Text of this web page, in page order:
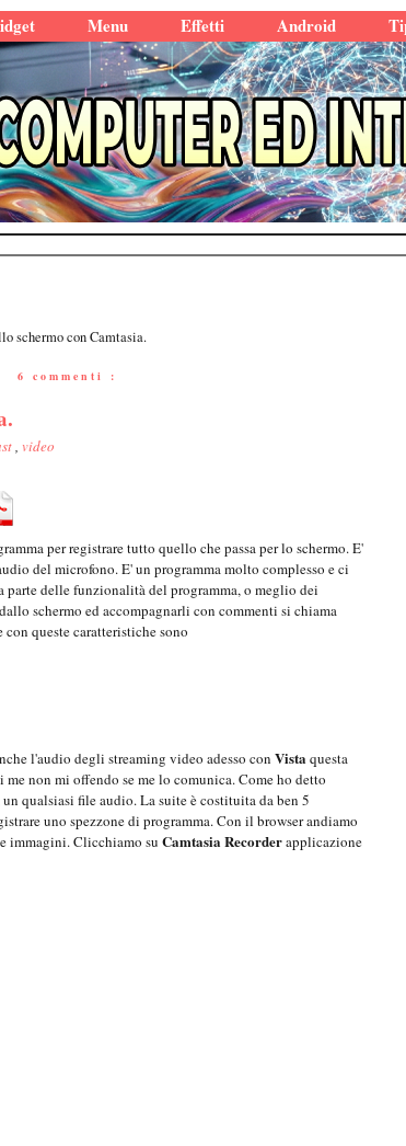
Menu Effetti Android
schermo con Camtasia.
6 commenti :
, video
per registrare tutto quello che passa per lo schermo. E'
del microfono. E' un programma molto complesso e ci
delle funzionalità del programma, o meglio dei
schermo ed accompagnarli con commenti si chiama
queste caratteristiche sono
l'audio degli streaming video adesso con Vistaquesta
non mi offendo se me lo comunica. Come ho detto
qualsiasi file audio. La suite è costituita da ben 5
uno spezzone di programma. Con il browser andiamo
immagini. Clicchiamo su Camtasia Recorderapplicazione